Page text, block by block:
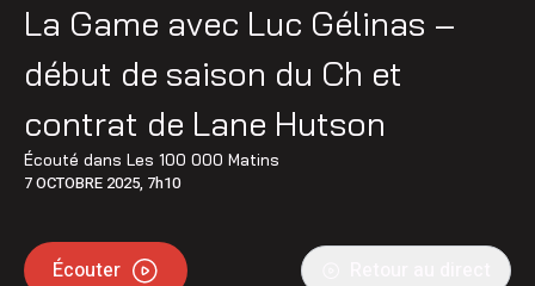
La Game avec Luc Gélinas –
début de saison du Ch et
contrat de Lane Hutson
Écouté dans Les 100 000 Matins
7 OCTOBRE 2025, 7h10
Écouter